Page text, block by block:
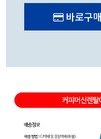
바로구매